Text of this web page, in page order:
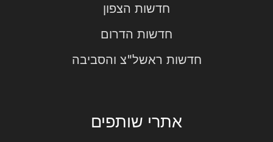
חדשות הצפון
חדשות הדרום
חדשות ראשל"צ והסביבה
אתרי שותפים